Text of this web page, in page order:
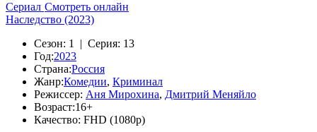
Сериал Смотреть онлайн
Наследство (2023)
Сезон: 1 | Серия: 13
Год:2023
Страна:Россия
Жанр:Комедии, Криминал
Режиссер: Аня Мирохина, Дмитрий Меняйло
Возраст:16+
Качество: FHD (1080p)